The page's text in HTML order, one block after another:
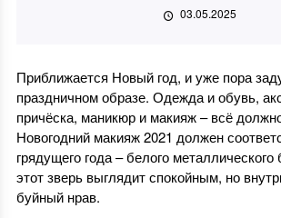
03.05.2025
Приближается Новый год, и уже пора
праздничном образе. Одежда и обувь,
причёска, маникюр и макияж – всё
Новогодний макияж 2021 должен
грядущего года – белого
этот зверь выглядит спокойным, но
буйный нрав.